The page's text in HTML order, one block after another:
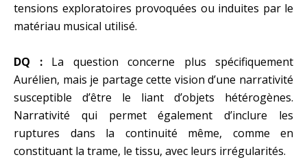
tensions exploratoires provoquées ou induites par le
matériau musical utilisé.
DQ : La question concerne plus spécifiquement
Aurélien, mais je partage cette vision d’une narrativité
susceptible d’être le liant d’objets hétérogènes.
Narrativité qui permet également d’inclure les
ruptures dans la continuité même, comme en
constituant la trame, le tissu, avec leurs irrégularités.